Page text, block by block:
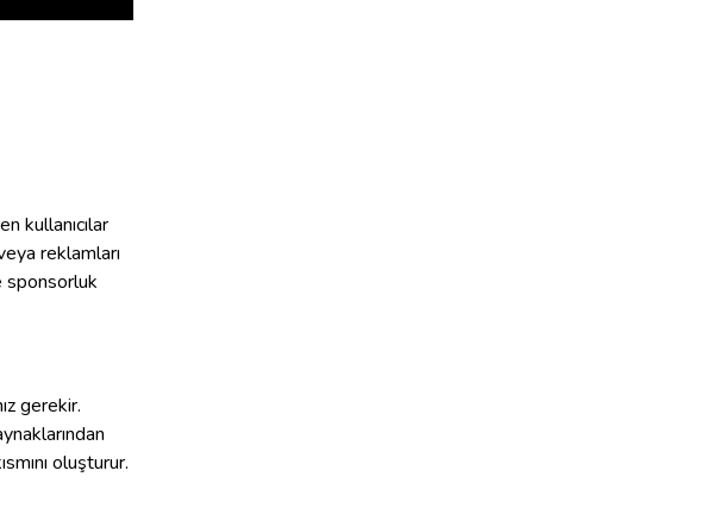
kullanıcılar
reklamları
sponsorluk
gerekir.
oluşturur.